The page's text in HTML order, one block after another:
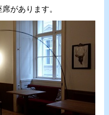
があります。